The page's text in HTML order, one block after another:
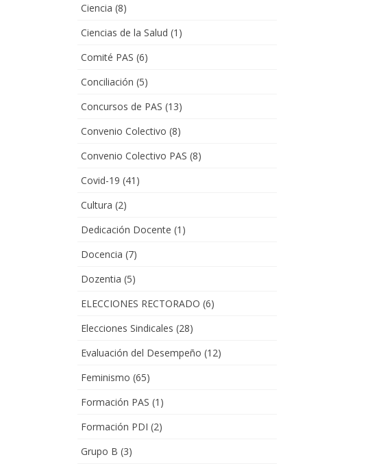
Ciencia (8)
Ciencias de la Salud (1)
Comité PAS (6)
Conciliación (5)
Concursos de PAS (13)
Convenio Colectivo (8)
Convenio Colectivo PAS (8)
Covid-19 (41)
Cultura (2)
Dedicación Docente (1)
Docencia (7)
Dozentia (5)
ELECCIONES RECTORADO (6)
Elecciones Sindicales (28)
Evaluación del Desempeño (12)
Feminismo (65)
Formación PAS (1)
Formación PDI (2)
Grupo B (3)